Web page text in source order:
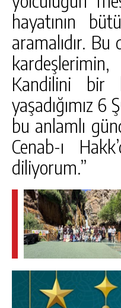
hayatının
aramalıdır.
Kandilini bir
yaşadığımız
bu anlamlı
Cenab-ı
diliyorum.”